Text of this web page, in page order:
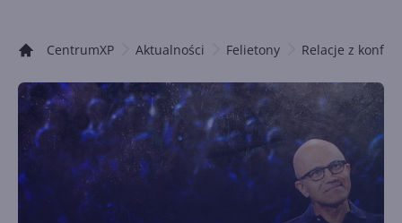
CentrumXP Aktualności Felietony Relacje z